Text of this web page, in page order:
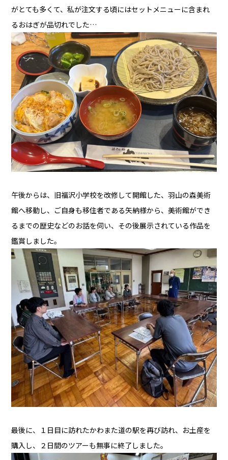
がとても多くて、私が注文する頃にはセットメニューに含まれ
るおはぎが品切れでした…
午後からは、旧福沢小学校を改修して開館した、羽山の森美術
館へ移動し、ご自身も移住者である矢納様から、美術館ができ
るまでの歴史などのお話を伺い、その後展示されている作品を
鑑賞しました。
最後に、１日目に訪れたかわまた道の駅を再び訪れ、お土産を
購入し、２日間のツアーも無事に終了しました。